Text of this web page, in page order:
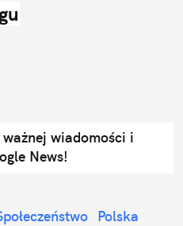
wiadomości i
News!
Polska